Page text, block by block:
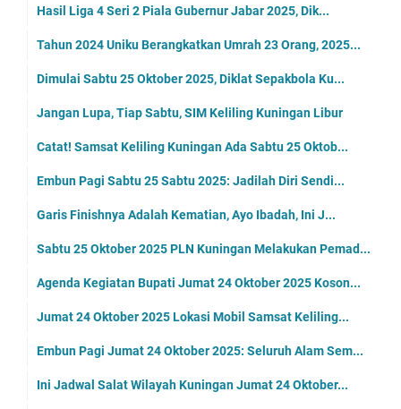
Hasil Liga 4 Seri 2 Piala Gubernur Jabar 2025, Dik...
Tahun 2024 Uniku Berangkatkan Umrah 23 Orang, 2025...
Dimulai Sabtu 25 Oktober 2025, Diklat Sepakbola Ku...
Jangan Lupa, Tiap Sabtu, SIM Keliling Kuningan Libur
Catat! Samsat Keliling Kuningan Ada Sabtu 25 Oktob...
Embun Pagi Sabtu 25 Sabtu 2025: Jadilah Diri Sendi...
Garis Finishnya Adalah Kematian, Ayo Ibadah, Ini J...
Sabtu 25 Oktober 2025 PLN Kuningan Melakukan Pemad...
Agenda Kegiatan Bupati Jumat 24 Oktober 2025 Koson...
Jumat 24 Oktober 2025 Lokasi Mobil Samsat Keliling...
Embun Pagi Jumat 24 Oktober 2025: Seluruh Alam Sem...
Ini Jadwal Salat Wilayah Kuningan Jumat 24 Oktober...